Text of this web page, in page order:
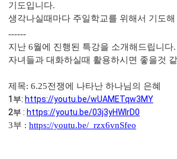
기도입니다.
생각나실때마다 주일학교를 위해서 기도
------
지난 6월에 진행된 특강을 소개해드립니다.
자녀들과 대화하실때 활용하시면 좋을것
제목: 6.25전쟁에 나타난 하나님의 은혜
1부: https://youtu.be/wUAMETqw3MY
2부 : https://youtu.be/03j3yHWIrD0
3부 : https://youtu.be/_rzx6vnSfeo